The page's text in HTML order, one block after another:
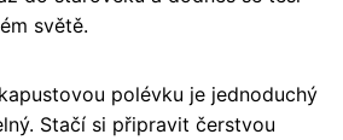
světě.
polévku je jednoduchý
Stačí si připravit čerstvou